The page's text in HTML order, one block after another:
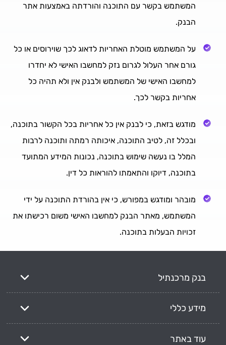
המשתמש בקשר עם התוכנה והורדתה באמצעות אתר
הבנק.
על המשתמש מוטלת האחריות לדאוג לכך שוירוסים או כל
גורם אחר העלול לגרום נזק למחשבו האישי לא יחדרו
למחשבו האישי של המשתמש ולבנק אין ולא תהיה כל
אחריות בקשר לכך.
מודגש בזאת, כי לבנק אין כל אחריות בכל הקשור בתוכנה,
ובכלל זה, לטיב התוכנה, איכותה רמתה ותוכנה לרבות
המלל בו נעשה שימוש בתוכנה, נכונות המידע המתועד
בתוכנה, דיוקו והתאמתו להוראות כל דין.
מובהר ומודגש במפורש, כי אין בהורדת התוכנה על ידי
המשתמש, מאתר הבנק למחשבו האישי משום רכישתו את
זכויות הבעלות בתוכנה.
בנק מרכנתיל
מידע כללי
עוד באתר